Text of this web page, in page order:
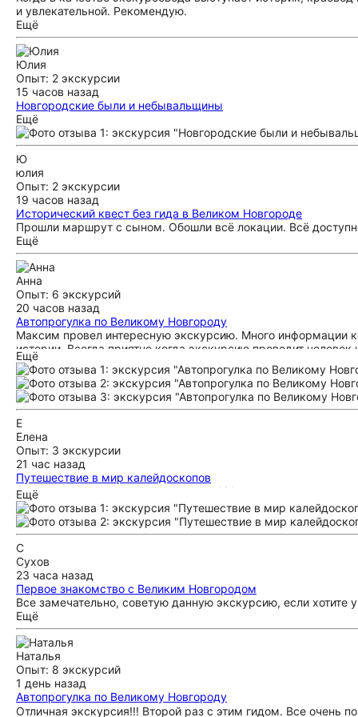
и увлекательной. Рекомендую.
Ещё
Юлия
Опыт: 2 экскурсии
15 часов назад
Новгородские были и небывальщины
Нам очень понравилась экскурсия. Детям дали потрогать
говорили, обсуждали, как палку вертикально пальцем
разговоре с пацанами. Это не просто. Всем с детьми я
факты, мне тоже было очень интересно. Это не экскурсия,
Садко, через мифы и легенды рассказ о былых временах.
Ещё
Ю
юлия
Опыт: 2 экскурсии
19 часов назад
Исторический квест без гида в Великом Новгороде
Прошли маршрут с сыном. Обошли всё локации. Всё
Ещё
Анна
Опыт: 6 экскурсий
20 часов назад
Автопрогулка по Великому Новгороду
Максим провел интересную экскурсию. Много информации
истории. Всегда приятно когда экскурсию проводит
познавательное времяпровождение. Приедем еще. 🙌
Ещё
Е
Елена
Опыт: 3 экскурсии
21 час назад
Путешествие в мир калейдоскопов
Отличная экскурсия и мастер класс! Молодцы , что
атмосферно! Очень рекомендую!
Ещё
С
Сухов
23 часа назад
Первое знакомство с Великим Новгородом
Все замечательно, советую данную экскурсию, если
Ещё
Наталья
Опыт: 8 экскурсий
1 день назад
Автопрогулка по Великому Новгороду
Отличная экскурсия!!! Второй раз с этим гидом. Все очень